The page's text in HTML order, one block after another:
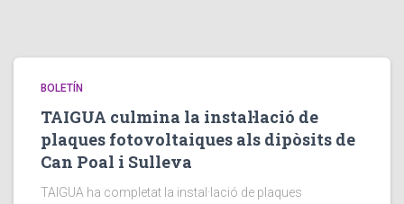
r
r
s
BOLETÍN
TAIGUA culmina la instal·lació de
plaques fotovoltaiques als dipòsits de
Can Poal i Sulleva
TAIGUA ha completat la instal·lació de plaques